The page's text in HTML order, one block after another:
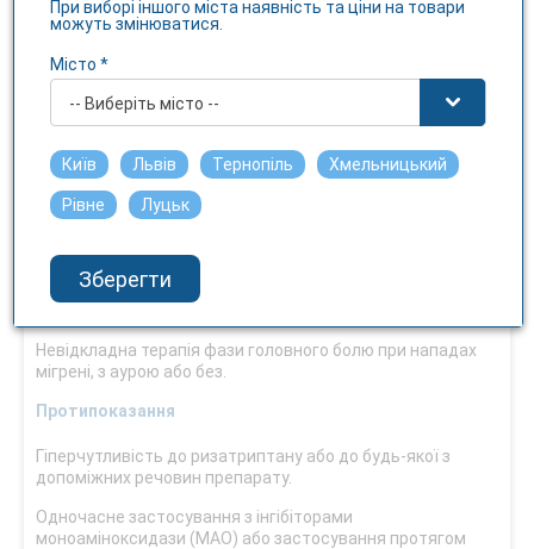
Температура зберігання
не вище 25 С
Ні
Фармакотерапевтична група
Засоби, що застосовуються при мігрені. Селективні
АТХ N02C C04.
Показання
Невідкладна терапія фази головного болю при нападах
мігрені, з аурою або без.
Протипоказання
Гіперчутливість до ризатриптану або до будь-якої з
допоміжних речовин препарату.
Одночасне застосування з інгібіторами
моноаміноксидази (MAO) або застосування протягом
При виборі іншого міста наявність та ціни на товари
можуть змінюватися.
Місто *
-- Виберіть місто --
Київ Львів Тернопіль Хмельницький
Рівне Луцьк
Зберегти